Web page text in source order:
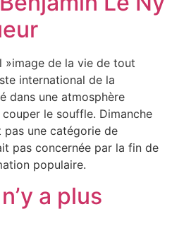
»image de la vie de tout
international de la
dans une atmosphère
le souffle. Dimanche
pas une catégorie de
pas concernée par la fin de
populaire.
a plus